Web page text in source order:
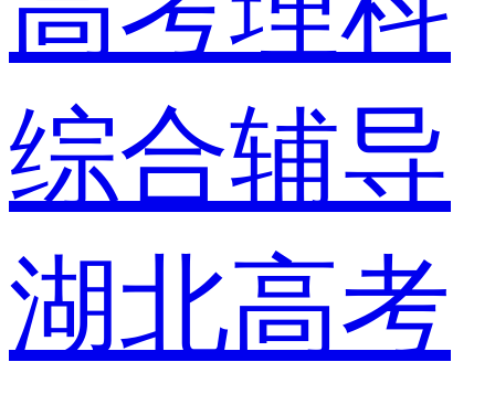
综合辅导
湖北高考